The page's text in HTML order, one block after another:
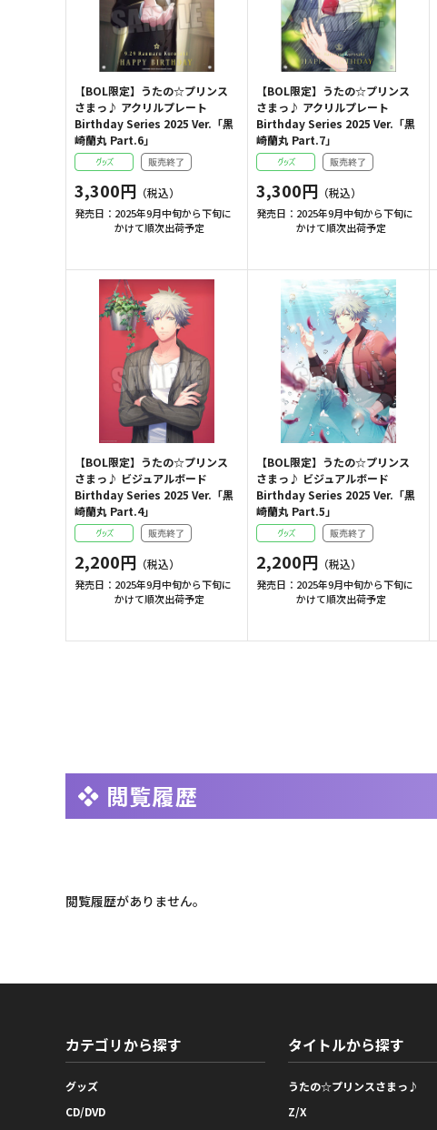
【BOL限定】うたの☆プリンス
さまっ♪ アクリルプレート
Birthday Series 2025 Ver.「黒
崎蘭丸 Part.6」
3,300円
発売日： 2025年9月中旬から下旬に
かけて順次出荷予定
【BOL限定】うたの☆プリンス
さまっ♪ アクリルプレート
Birthday Series 2025 Ver.「黒
崎蘭丸 Part.7」
3,300円
発売日： 2025年9月中旬から下旬に
かけて順次出荷予定
【BOL限定】うたの☆プリンス
さまっ♪ ビジュアルボード
Birthday Series 2025 Ver.「黒
崎蘭丸 Part.4」
2,200円
発売日： 2025年9月中旬から下旬に
かけて順次出荷予定
【BOL限定】うたの☆プリンス
さまっ♪ ビジュアルボード
Birthday Series 2025 Ver.「黒
崎蘭丸 Part.5」
2,200円
発売日： 2025年9月中旬から下旬に
かけて順次出荷予定
閲覧履歴
閲覧履歴がありません。
カテゴリから探す
グッズ
CD/DVD
タイトルから探す
うたの☆プリンスさまっ♪
Z/X